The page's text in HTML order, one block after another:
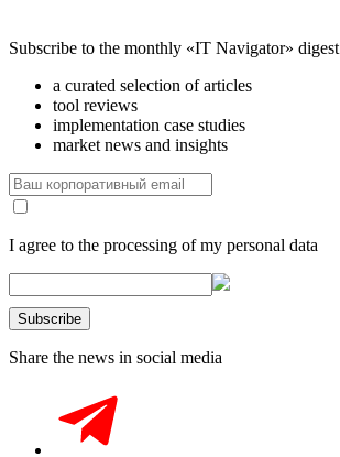
Subscribe to the monthly «IT Navigator» digest
a curated selection of articles
tool reviews
implementation case studies
market news and insights
I agree to the processing of my personal data
Share the news in social media